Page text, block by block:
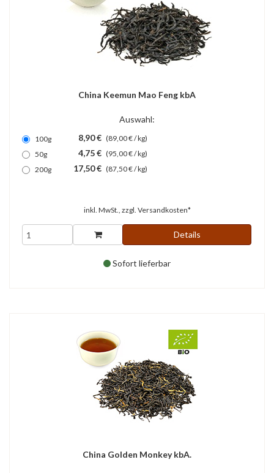
China Keemun Mao Feng kbA
Auswahl:
100g 8,90 € (89,00 € / kg)
50g
4,75 € (95,00 € / kg)
200g
17,50 € (87,50 € / kg)
inkl. MwSt., zzgl. Versandkosten*
Details
Sofort lieferbar
China Golden Monkey kbA.